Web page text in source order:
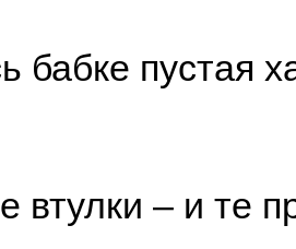
бабке пустая
втулки – и те